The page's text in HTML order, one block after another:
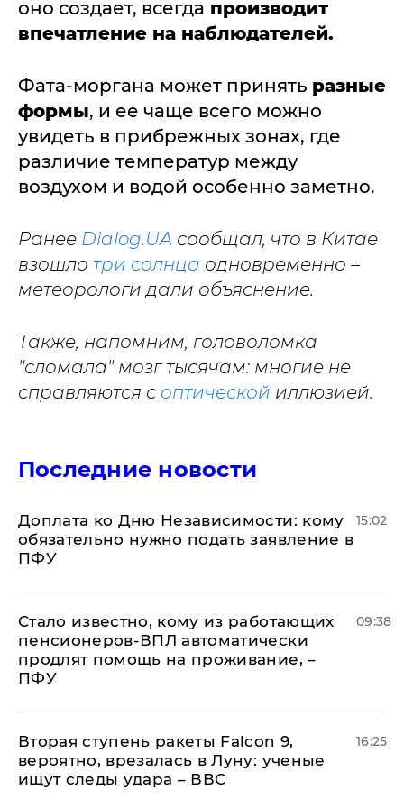
оно создает, всегда производит
впечатление на наблюдателей.
Фата-моргана может принять разные
формы, и ее чаще всего можно
увидеть в прибрежных зонах, где
различие температур между
воздухом и водой особенно заметно.
Ранее Dialog.UA сообщал, что в Китае
взошло три солнца одновременно –
метеорологи дали объяснение.
Также, напомним, головоломка
"сломала" мозг тысячам: многие не
справляются с оптической иллюзией.
Последние новости
Доплата ко Дню Независимости: кому
обязательно нужно подать заявление в
ПФУ
15:02
Стало известно, кому из работающих
пенсионеров-ВПЛ автоматически
продлят помощь на проживание, –
ПФУ
09:38
Вторая ступень ракеты Falcon 9,
вероятно, врезалась в Луну: ученые
ищут следы удара – ВВС
16:25